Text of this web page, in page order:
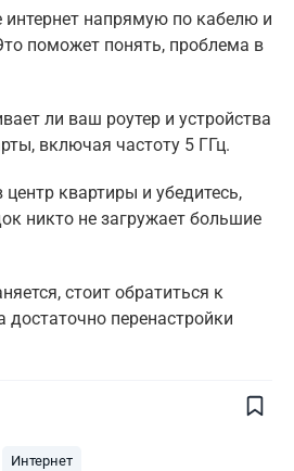
напрямую по кабелю и
поможет понять, проблема в
ли ваш роутер и устройства
включая частоту 5 ГГц.
центр квартиры и убедитесь,
никто не загружает большие
стоит обратиться к
достаточно перенастройки
Интернет
вам